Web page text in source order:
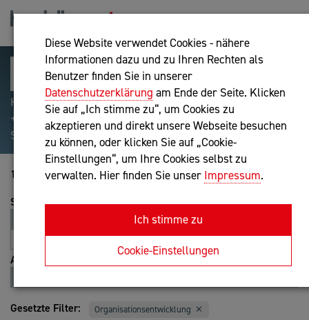
Diese Website verwendet Cookies - nähere
Informationen dazu und zu Ihren Rechten als
Benutzer finden Sie in unserer
Datenschutzerklärung am Ende der Seite. Klicken
Sie auf „Ich stimme zu“, um Cookies zu
akzeptieren und direkt unsere Webseite besuchen
zu können, oder klicken Sie auf „Cookie-
Einstellungen“, um Ihre Cookies selbst zu
verwalten. Hier finden Sie unser Impressum.
Ich stimme zu
Cookie-Einstellungen
Hilfreiche Suchparameter: Begriff einschließen:
+webshop, Begriff ausschließen: -webshop, Exakter
Suchbegriff: "internet of things"
1-20 von 40
Sortierung
Entfernung
A-Z
Z-A
Ansicht
Gesetzte Filter: Organisationsentwicklung